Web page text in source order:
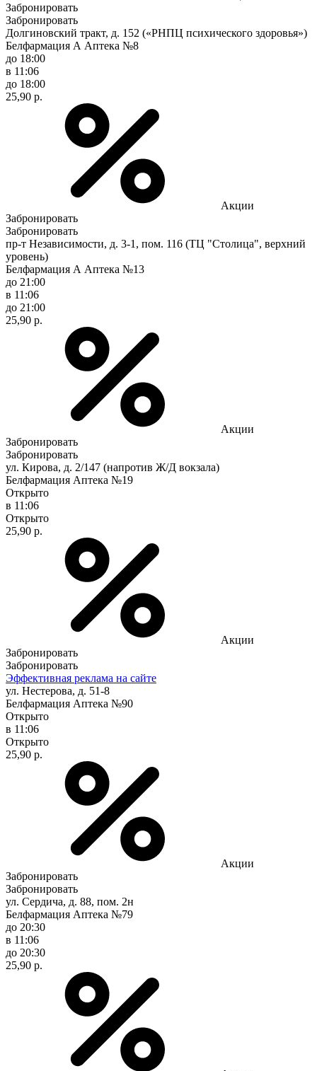
Забронировать
Забронировать
Долгиновский тракт, д. 152 («РНПЦ психического здоровья»)
Белфармация А Аптека №8
до 18:00
в 11:06
до 18:00
25,90 р.
Акции
Забронировать
Забронировать
пр-т Независимости, д. 3-1, пом. 116 (ТЦ "Столица", верхний
уровень)
Белфармация А Аптека №13
до 21:00
в 11:06
до 21:00
25,90 р.
Акции
Забронировать
Забронировать
ул. Кирова, д. 2/147 (напротив Ж/Д вокзала)
Белфармация Аптека №19
Открыто
в 11:06
Открыто
25,90 р.
Акции
Забронировать
Забронировать
Эффективная реклама на сайте
ул. Нестерова, д. 51-8
Белфармация Аптека №90
Открыто
в 11:06
Открыто
25,90 р.
Акции
Забронировать
Забронировать
ул. Сердича, д. 88, пом. 2н
Белфармация Аптека №79
до 20:30
в 11:06
до 20:30
25,90 р.